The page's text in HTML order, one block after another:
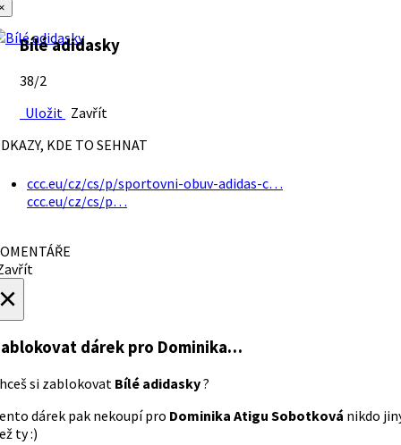
Bílé adidasky
38/2
Uložit Zavřít
KDE TO SEHNAT
ccc.eu/cz/cs/p/sportovni-obuv-adidas-c…
ccc.eu/cz/cs/p…
dárek pro Dominika…
si zablokovat Bílé adidasky?
dárek pak nekoupí pro Dominika Atigu Sobotková nikdo
ty :)